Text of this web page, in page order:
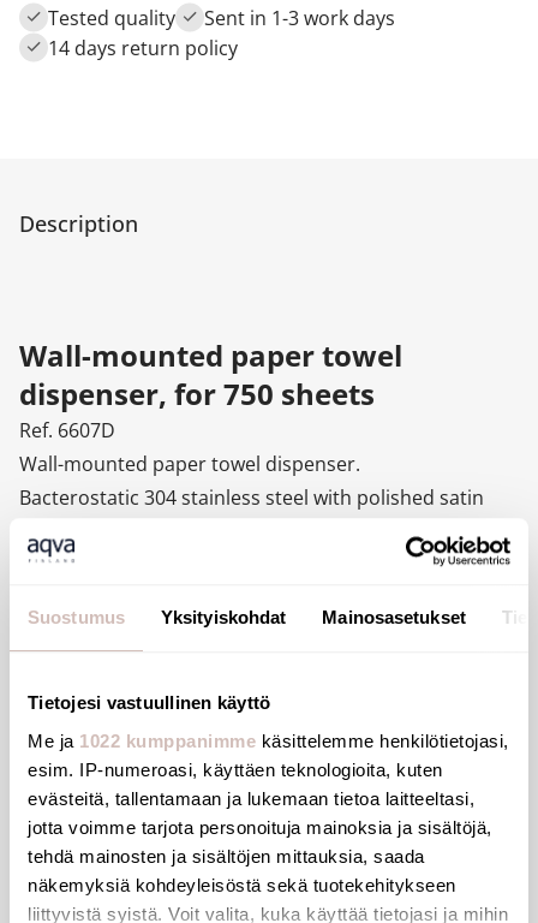
Suostumus Yksityiskohdat Mainosasetukset
Tietojesi vastuullinen käyttö
Me ja 1022 kumppanimme käsittelemme henkilötietojasi,
esim. IP-numeroasi, käyttäen teknologioita, kuten
evästeitä, tallentamaan ja lukemaan tietoa laitteeltasi,
jotta voimme tarjota personoituja mainoksia ja sisältöjä,
tehdä mainosten ja sisältöjen mittauksia, saada
näkemyksiä kohdeyleisöstä sekä tuotekehitykseen
liittyvistä syistä. Voit valita, kuka käyttää tietojasi ja mihin
Tested quality
Sent in 1-3 work days
14 days return policy
Description
Wall-mounted paper towel
dispenser, for 750 sheets
Ref. 6607D
Wall-mounted paper towel dispenser.
Bacterostatic 304 stainless steel with polished satin
Paper towel dispenser with lock and standard DELABIE
With level control.
Stainless steel thickness: 1mm.
Dimensions: 130 x 275 x 450mm.
Pack of folded paper towels can be ordered separately
(ref. 6606).
Paper towel dimensions: open 230 x 250mm, folded
115 x 250mm.
Paper towel dispenser with 30-year warranty.